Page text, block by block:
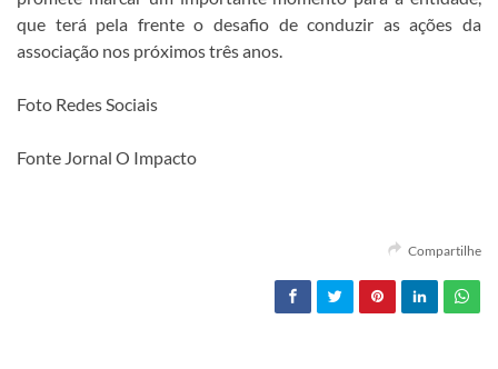
que terá pela frente o desafio de conduzir as ações da
associação nos próximos três anos.
Foto Redes Sociais
Fonte Jornal O Impacto
Compartilhe